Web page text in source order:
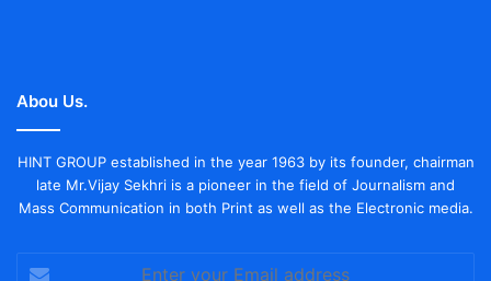
Abou Us.
HINT GROUP established in the year 1963 by its founder, chairman
late Mr.Vijay Sekhri is a pioneer in the field of Journalism and
Mass Communication in both Print as well as the Electronic media.